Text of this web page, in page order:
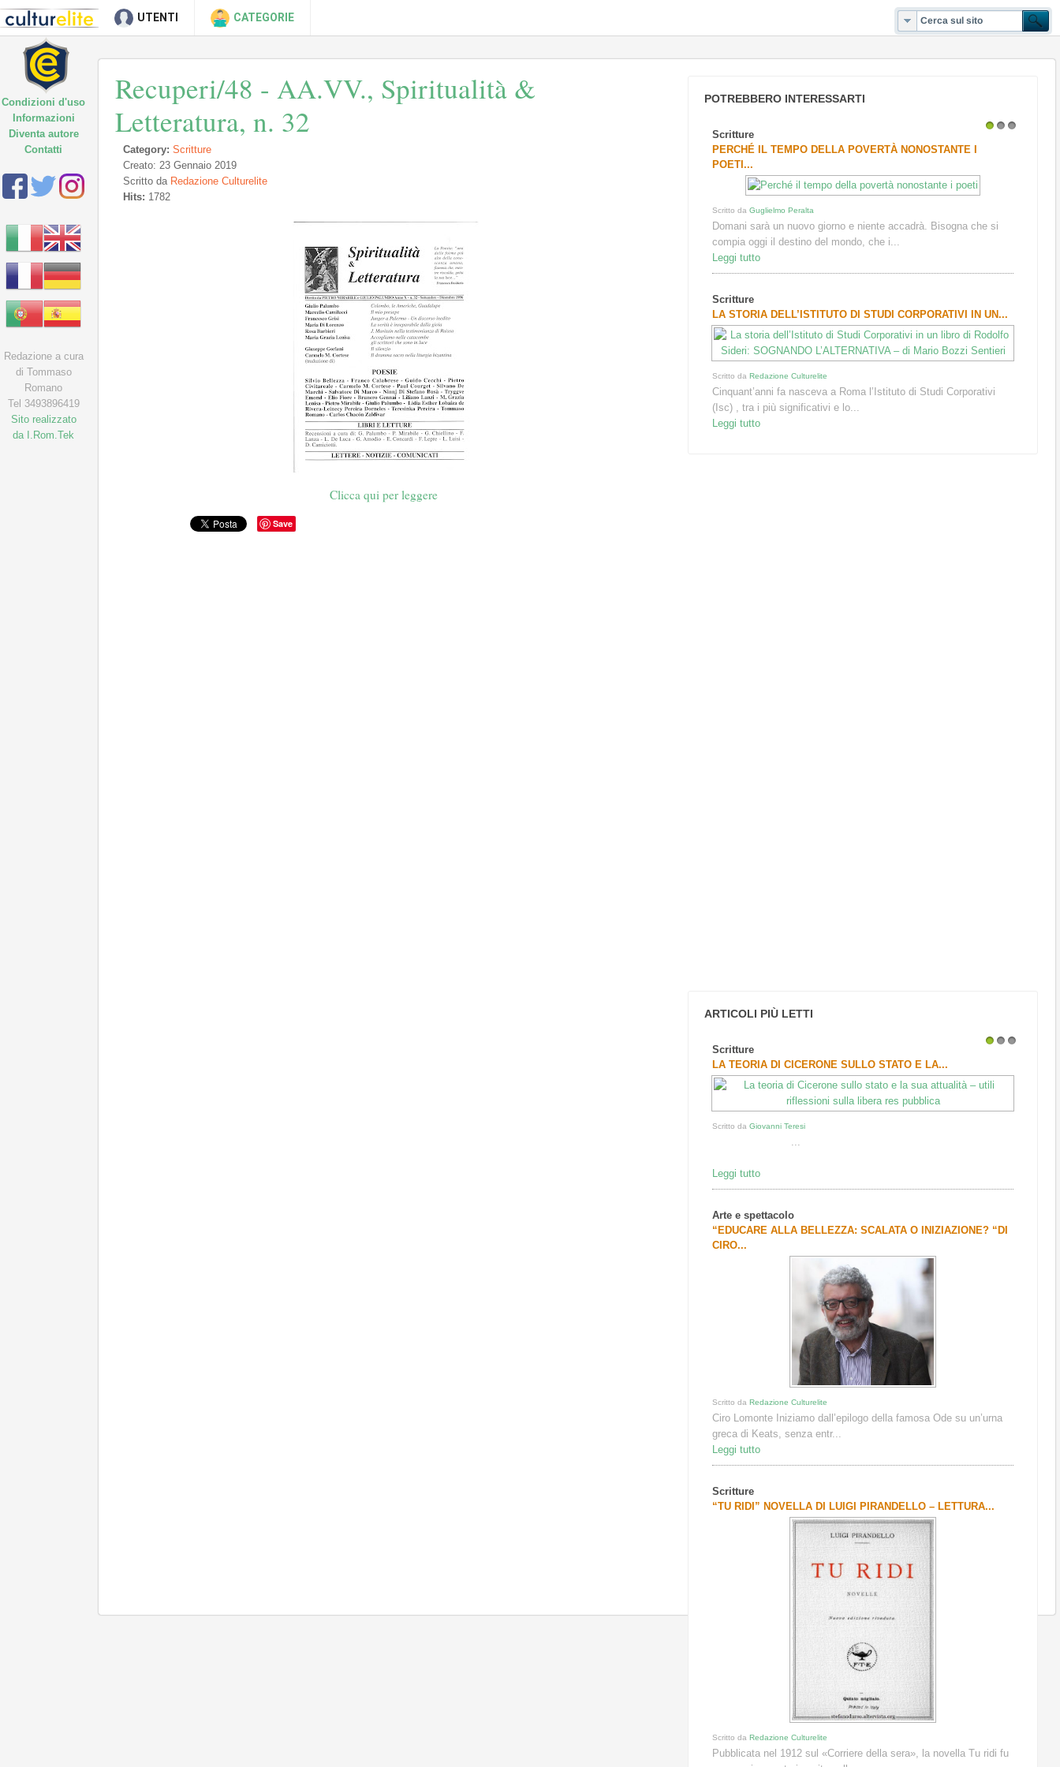
UTENTI CATEGORIE
Recuperi/48 - AA.VV., Spiritualità &
Letteratura, n. 32
Category: Scritture
Creato: 23 Gennaio 2019
Scritto da Redazione Culturelite
Hits: 1782
Clicca qui per leggere
Save
POTREBBERO INTERESSARTI
Scritture
PERCHÉ IL TEMPO DELLA POVERTÀ NONOSTANTE I
POETI...
Scritto daGuglielmo Peralta
Domani sarà un nuovo giorno e niente accadrà. Bisogna che si
compia oggi il destino del mondo, che i...
Leggi tutto
Scritture
LA STORIA DELL’ISTITUTO DI STUDI CORPORATIVI IN UN...
Scritto daRedazione Culturelite
Cinquant’anni fa nasceva a Roma l’Istituto di Studi Corporativi
(Isc) , tra i più significativi e lo...
Leggi tutto
ARTICOLI PIÙ LETTI
Scritture
LA TEORIA DI CICERONE SULLO STATO E LA...
Scritto daGiovanni Teresi
...
Leggi tutto
Arte e spettacolo
“EDUCARE ALLA BELLEZZA: SCALATA O INIZIAZIONE? “DI
CIRO...
Scritto daRedazione Culturelite
Ciro Lomonte Iniziamo dall’epilogo della famosa Ode su un’urna
greca di Keats, senza entr...
Leggi tutto
Scritture
“TU RIDI” NOVELLA DI LUIGI PIRANDELLO – LETTURA...
Scritto daRedazione Culturelite
Pubblicata nel 1912 sul «Corriere della sera», la novella Tu ridi fu
Condizioni d'uso
Informazioni
Diventa autore
Contatti
Redazione a cura
di Tommaso
Romano
Tel 3493896419
Sito realizzato
da I.Rom.Tek